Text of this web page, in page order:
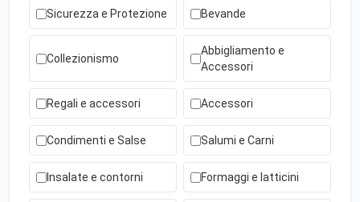
Sicurezza e Protezione Bevande
Collezionismo
Abbigliamento e
Accessori
Regali e accessori Accessori
Condimenti e Salse Salumi e Carni
Insalate e contorni Formaggi e latticini